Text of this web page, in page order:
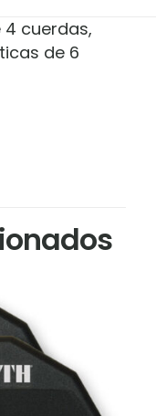
4 cuerdas,
de 6
SM”
no será
están